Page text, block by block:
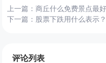
上一篇：商丘什么免费景点最
下一篇： 股票下跌用什么表示？
评论列表